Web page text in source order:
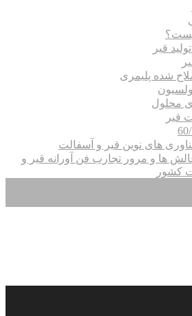
قیر
شده پلیمری
محلول
قیر
فناوری های نوین قیر و آسفالت
چالش ها و مرور تجارب فن آورانه قیر و
کشور